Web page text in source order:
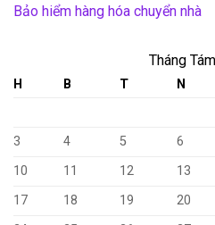
Bảo hiểm hàng hóa chuyển nhà
Tháng
H B T N
3
4 5 6
10
11 12 13
17
18 19 20